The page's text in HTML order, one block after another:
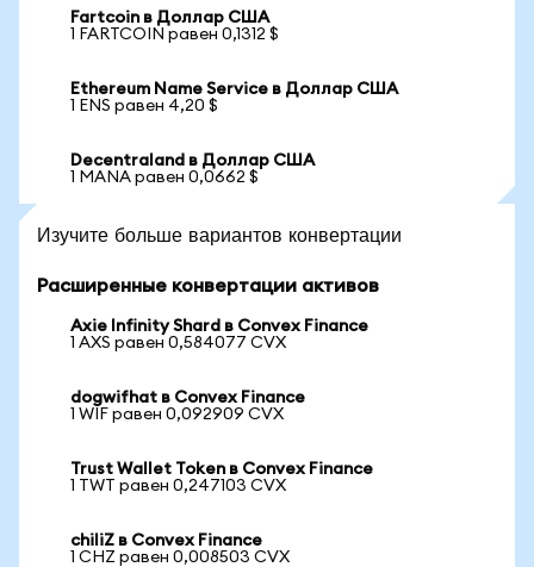
Fartcoin в Доллар США
1 FARTCOIN равен 0,1312 $
Ethereum Name Service в Доллар США
1 ENS равен 4,20 $
Decentraland в Доллар США
1 MANA равен 0,0662 $
Изучите больше вариантов конвертации
Расширенные конвертации активов
Axie Infinity Shard в Convex Finance
1 AXS равен 0,584077 CVX
dogwifhat в Convex Finance
1 WIF равен 0,092909 CVX
Trust Wallet Token в Convex Finance
1 TWT равен 0,247103 CVX
chiliZ в Convex Finance
1 CHZ равен 0,008503 CVX